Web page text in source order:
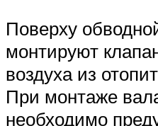
Поверху
монтируют
воздуха из
При монтаже
необходимо